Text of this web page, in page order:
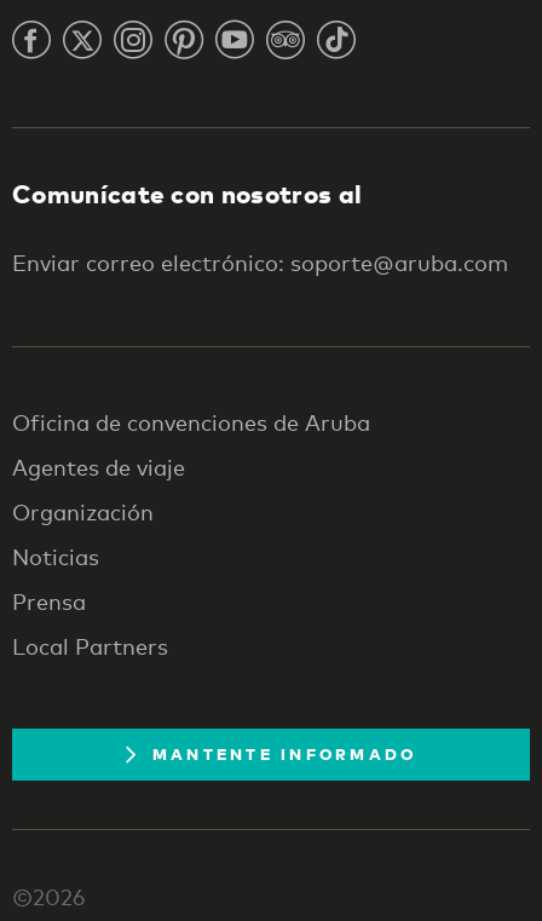
Comunícate con nosotros al
Enviar correo electrónico: soporte@aruba.com
Oficina de convenciones de Aruba
Agentes de viaje
Organización
Noticias
Prensa
Local Partners
MANTENTE INFORMADO
©2026